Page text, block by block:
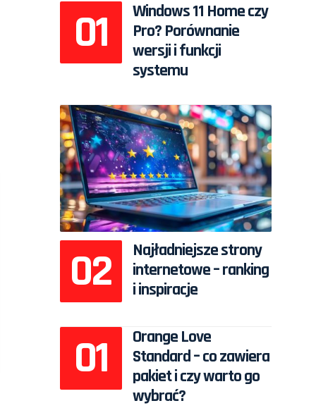
Windows 11 Home czy
Pro? Porównanie
wersji i funkcji
systemu
Najładniejsze strony
internetowe – ranking
i inspiracje
Orange Love
Standard – co zawiera
pakiet i czy warto go
wybrać?